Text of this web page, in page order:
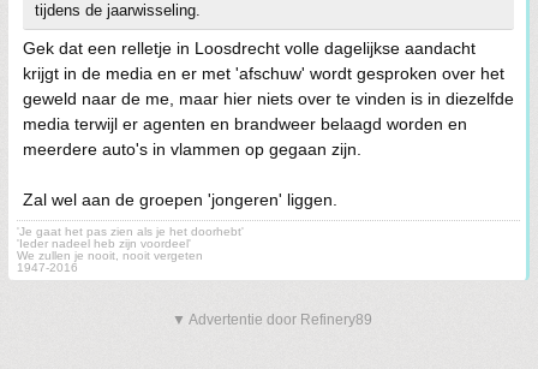
tijdens de jaarwisseling.
Gek dat een relletje in Loosdrecht volle dagelijkse aandacht
krijgt in de media en er met 'afschuw' wordt gesproken over het
geweld naar de me, maar hier niets over te vinden is in diezelfde
media terwijl er agenten en brandweer belaagd worden en
meerdere auto's in vlammen op gegaan zijn.
Zal wel aan de groepen 'jongeren' liggen.
'Je gaat het pas zien als je het doorhebt'
'Ieder nadeel heb zijn voordeel'
We zullen je nooit, nooit vergeten
1947-2016
▼ Advertentie door Refinery89